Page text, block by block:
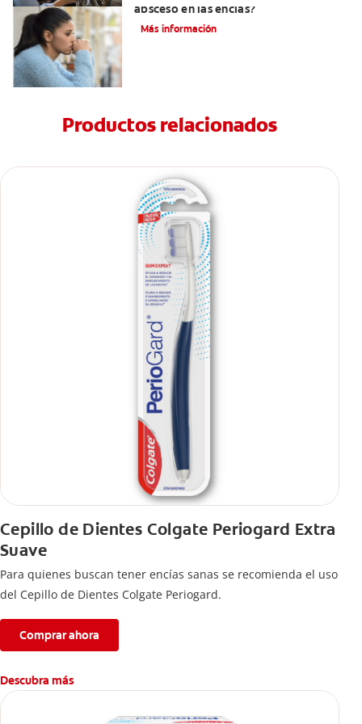
absceso en las encías?
Más información
Productos relacionados
Cepillo de Dientes Colgate Periogard Extra
Suave
Para quienes buscan tener encías sanas se recomienda el uso
del Cepillo de Dientes Colgate Periogard.
Comprar ahora
Descubra más